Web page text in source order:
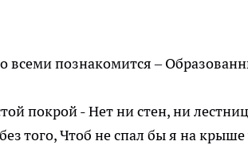
всеми познакомится ‒
покрой - Нет ни стен, ни
того, Чтоб не спал бы я на крыше